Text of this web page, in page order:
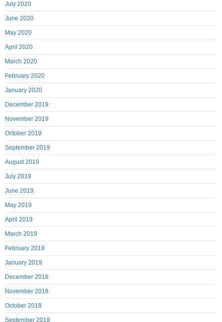
July 2020
June 2020
May 2020
April 2020
March 2020
February 2020
January 2020
December 2019
November 2019
October 2019
September 2019
August 2019
July 2019
June 2019
May 2019
April 2019
March 2019
February 2019
January 2019
December 2018
November 2018
October 2018
September 2018